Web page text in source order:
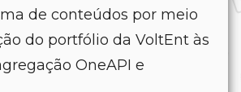
de conteúdos por meio
do portfólio da VoltEnt às
OneAPI e